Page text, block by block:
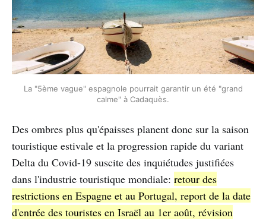
La "5ème vague" espagnole pourrait garantir un été "grand
calme" à Cadaquès.
Des ombres plus qu'épaisses planent donc sur la saison
touristique estivale et la progression rapide du variant
Delta du Covid-19 suscite des inquiétudes justifiées
dans l'industrie touristique mondiale: retour des
restrictions en Espagne et au Portugal, report de la date
d'entrée des touristes en Israël au 1er août, révision